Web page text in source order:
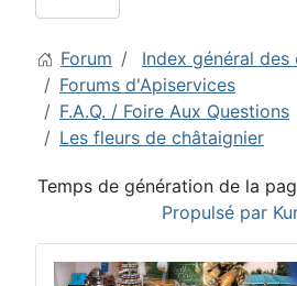
Forum
Index général
Forums d'Apiservices
F.A.Q. / Foire Aux Questions
Les fleurs de châtaignier
Temps de génération de la
Propulsé par